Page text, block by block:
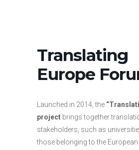
Translating
Europe
Launched in 2014, the
project brings together
stakeholders, such as
those belonging to the European